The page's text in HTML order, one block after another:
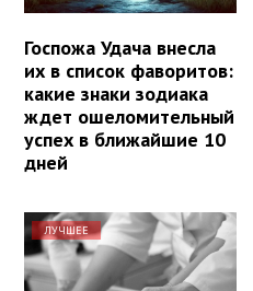
Госпожа Удача внесла
их в список фаворитов:
какие знаки зодиака
ждет ошеломительный
успех в ближайшие 10
дней
ЛУЧШЕЕ